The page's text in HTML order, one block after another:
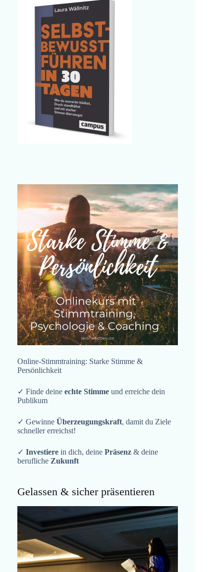
Online-Stimmtraining: Starke Stimme &
Persönlichkeit
✓ Finde deine echte Stimme und erreiche dein
Publikum
✓ Gewinne Überzeugungskraft, damit du Ziele
schneller erreichst!
✓ Investiere in dich, deine Präsenz & deine
berufliche Zukunft
Gelassen & sicher präsentieren